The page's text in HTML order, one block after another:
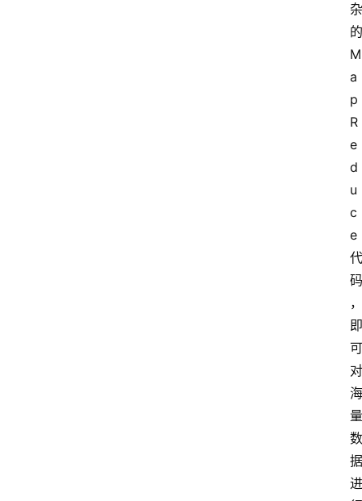
杂
的
M
a
p
R
e
d
u
c
e
代
码
，
即
可
对
海
量
数
据
进